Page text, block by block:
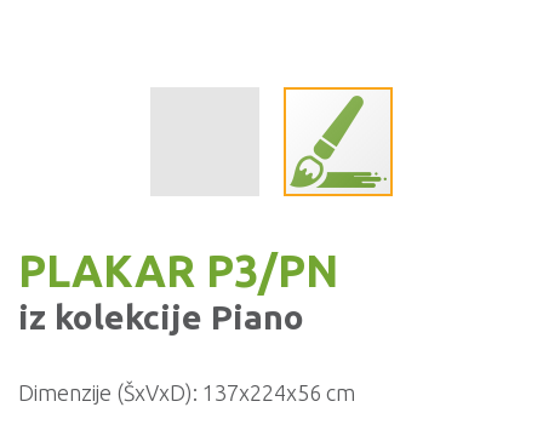
PLAKAR P3/PN
iz kolekcije Piano
Dimenzije (ŠxVxD): 137x224x56 cm